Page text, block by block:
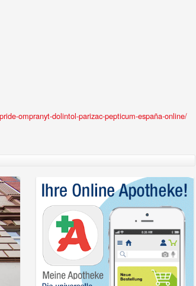
ompranyt-dolintol-parizac-pepticum-españa-online/